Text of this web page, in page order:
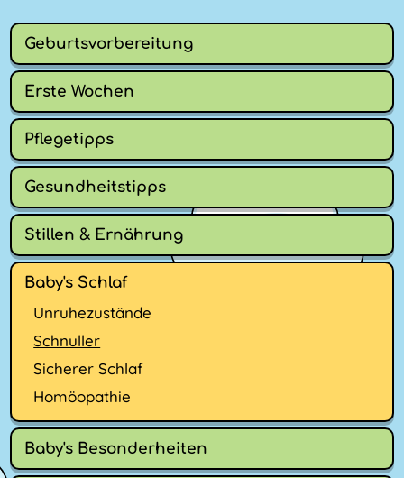
Geburtsvorbereitung
Erste Wochen
Pflegetipps
Gesundheitstipps
Stillen & Ernährung
Baby's Schlaf
Unruhezustände
Schnuller
Sicherer Schlaf
Homöopathie
Baby's Besonderheiten